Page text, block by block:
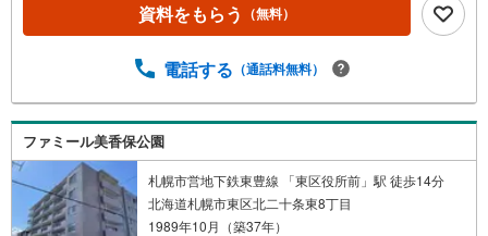
資料をもらう （無料）
電話する （通話料無料）
ファミール美香保公園
札幌市営地下鉄東豊線 「東区役所前」駅 徒歩14分
北海道札幌市東区北二十条東8丁目
1989年10月（築37年）